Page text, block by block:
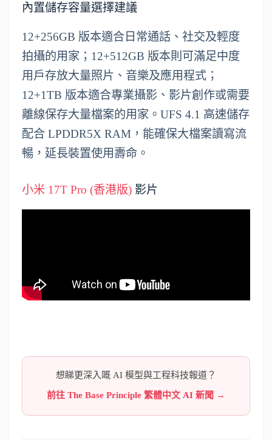
內置儲存容量選擇建議
12+256GB 版本適合日常通話、社交及輕度
拍攝的用家；12+512GB 版本則可滿足中度
用戶存放大量照片、音樂及應用程式；
12+1TB 版本適合專業攝影、影片創作或需要
離線保存大量檔案的用家。UFS 4.1 高速儲存
配合 LPDDR5X RAM，能確保大檔案讀寫流
暢，延長裝置使用壽命。
小米 17T Pro (香港版) 影片
想睇更深入嘅 AI 模型與工程科技報道？
前往 The Base Principle 繁體中文 AI 新聞 →